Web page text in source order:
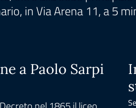
in Via Arena 11, a 5
a Paolo Sarpi